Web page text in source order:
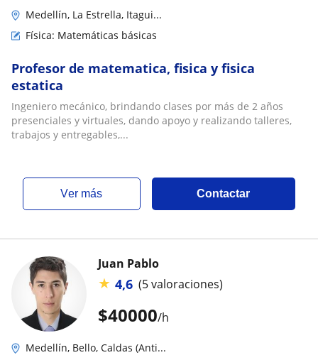
Medellín, La Estrella, Itagui...
Física: Matemáticas básicas
Profesor de matematica, fisica y fisica
estatica
Ingeniero mecánico, brindando clases por más de 2 años
presenciales y virtuales, dando apoyo y realizando talleres,
trabajos y entregables,...
ver más Contactar
$40000/h
Juan Pablo
★ 4,6 (5 valoraciones)
Medellín, Bello, Caldas (Anti...